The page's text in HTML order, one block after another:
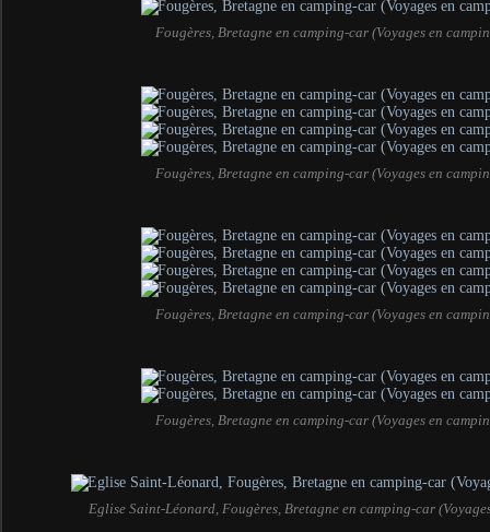
Fougères, Bretagne en camping-car (Voyages en
Fougères, Bretagne en camping-car (Voyages en
Fougères, Bretagne en camping-car (Voyages en
Fougères, Bretagne en camping-car (Voyages en
Eglise Saint-Léonard, Fougères, Bretagne en camping-car